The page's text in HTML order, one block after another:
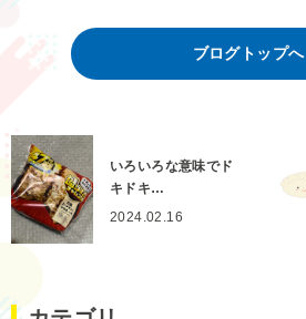
ブログトップへ
いろいろな意味でド
キドキ…
2024.02.16